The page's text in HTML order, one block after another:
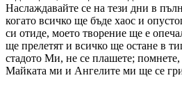
Наслаждавайте се на тези дни в
когато всичко ще бъде хаос и
си отиде, моето творение ще е
ще прелетят и всичко ще остане в
стадото Ми, не се плашете; помнете,
Майката ми и Ангелите ми ще се